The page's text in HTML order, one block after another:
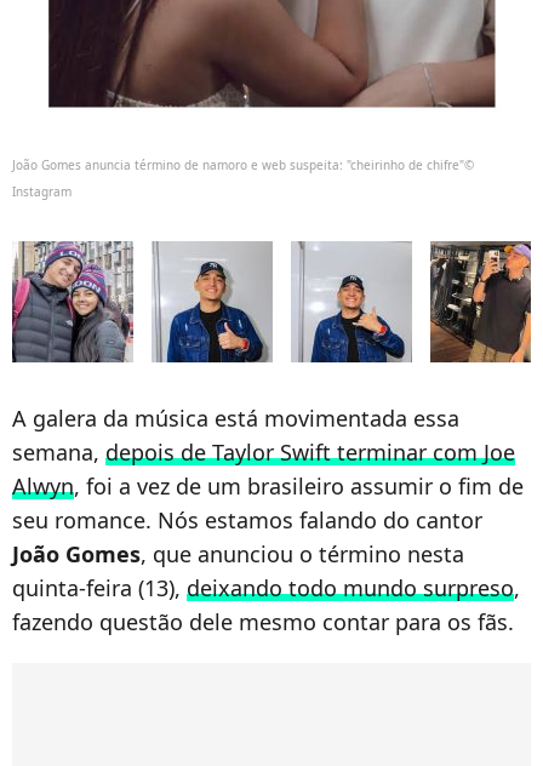
João Gomes anuncia término de namoro e web suspeita: "cheirinho de chifre"©
Instagram
A galera da música está movimentada essa
semana, depois de Taylor Swift terminar com Joe
Alwyn, foi a vez de um brasileiro assumir o fim de
seu romance. Nós estamos falando do cantor
João Gomes, que anunciou o término nesta
quinta-feira (13), deixando todo mundo surpreso,
fazendo questão dele mesmo contar para os fãs.